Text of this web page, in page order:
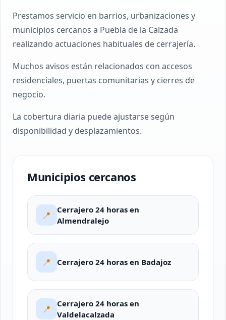
Prestamos servicio en barrios, urbanizaciones y
municipios cercanos a Puebla de la Calzada
realizando actuaciones habituales de cerrajería.
Muchos avisos están relacionados con accesos
residenciales, puertas comunitarias y cierres de
negocio.
La cobertura diaria puede ajustarse según
disponibilidad y desplazamientos.
Municipios cercanos
📍
Cerrajero 24 horas en
Almendralejo
📍 Cerrajero 24 horas en Badajoz
📍
Cerrajero 24 horas en
Valdelacalzada